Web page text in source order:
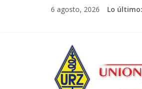
6 agosto, 2026 Lo último:
Unión
de